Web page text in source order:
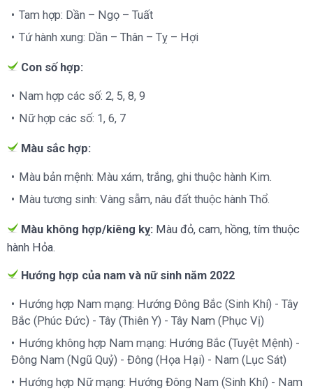
Tam hợp: Dần – Ngọ – Tuất
Tứ hành xung: Dần – Thân – Tỵ – Hợi
Con số hợp:
Nam hợp các số: 2, 5, 8, 9
Nữ hợp các số: 1, 6, 7
Màu sắc hợp:
Màu bản mệnh: Màu xám, trắng, ghi thuộc hành Kim.
Màu tương sinh: Vàng sẫm, nâu đất thuộc hành Thổ.
Màu không hợp/kiêng kỵ: Màu đỏ, cam, hồng, tím thuộc
hành Hỏa.
Hướng hợp của nam và nữ sinh năm 2022
Hướng hợp Nam mạng: Hướng Đông Bắc (Sinh Khí) - Tây
Bắc (Phúc Đức) - Tây (Thiên Y) - Tây Nam (Phục Vị)
Hướng không hợp Nam mạng: Hướng Bắc (Tuyệt Mệnh) -
Đông Nam (Ngũ Quỷ) - Đông (Họa Hại) - Nam (Lục Sát)
Hướng hợp Nữ mạng: Hướng Đông Nam (Sinh Khí) - Nam